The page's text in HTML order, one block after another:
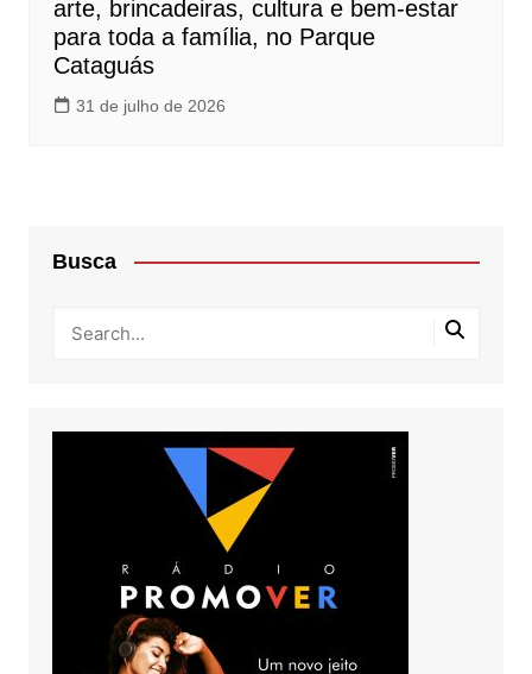
arte, brincadeiras, cultura e bem-estar
para toda a família, no Parque
Cataguás
31 de julho de 2026
Busca